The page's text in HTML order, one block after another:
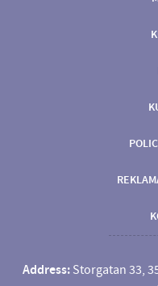
Address: Storgatan 33,